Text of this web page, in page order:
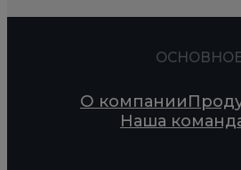
О компании
Наша